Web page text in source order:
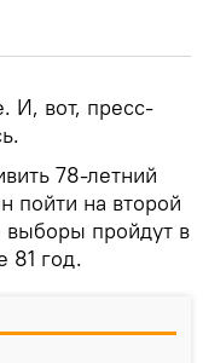
И, вот, пресс-
78-летний
пойти на второй
пройдут в
81 год.